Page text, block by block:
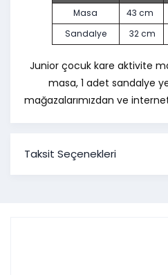
Masa
43 cm
Sandalye
32 cm
Junior çocuk kare aktivite
masa, 1 adet sandalye
mağazalarımızdan ve
Taksit Seçenekleri